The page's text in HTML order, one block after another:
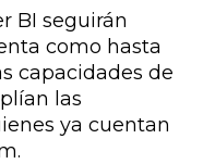
BI seguirán
como hasta
capacidades de
las
ya cuentan